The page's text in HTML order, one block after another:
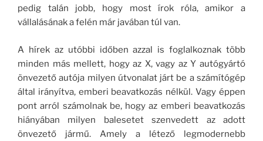
pedig talán jobb, hogy most írok róla, amikor a
vállalásának a felén már javában túl van.
A hírek az utóbbi időben azzal is foglalkoznak több
minden más mellett, hogy az X, vagy az Y autógyártó
önvezető autója milyen útvonalat járt be a számítógép
által irányítva, emberi beavatkozás nélkül. Vagy éppen
pont arról számolnak be, hogy az emberi beavatkozás
hiányában milyen balesetet szenvedett az adott
önvezető jármű. Amely a létező legmodernebb